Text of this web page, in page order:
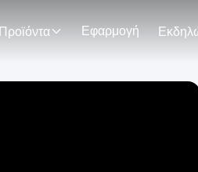
Προϊόντα Εφαρμογή